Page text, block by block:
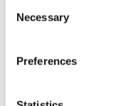
Selection
Necessary
Preferences